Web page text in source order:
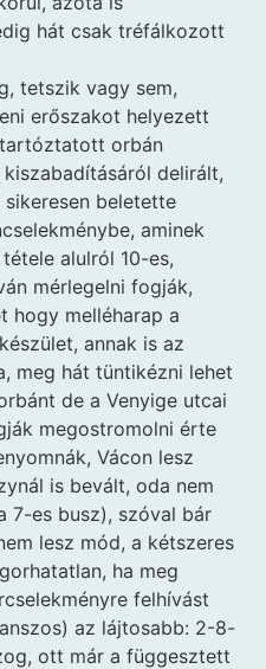
hát csak tréfálkozott
tetszik vagy sem,
erőszakot helyezett
orbán
delirált,
beletette
aminek
alulról 10-es,
mérlegelni fogják,
hogy melléharap a
annak is az
meg hát tüntikézni lehet
de a Venyige utcai
megostromolni érte
Vácon lesz
is bevált, oda nem
7-es busz), szóval bár
lesz mód, a kétszeres
ha meg
felhívást
az lájtosabb: 2-8-
ott már a függesztett